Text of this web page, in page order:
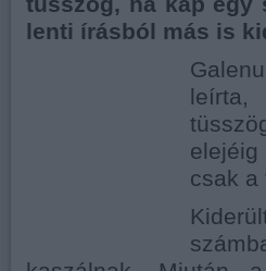
lenti írásból más is
csak a